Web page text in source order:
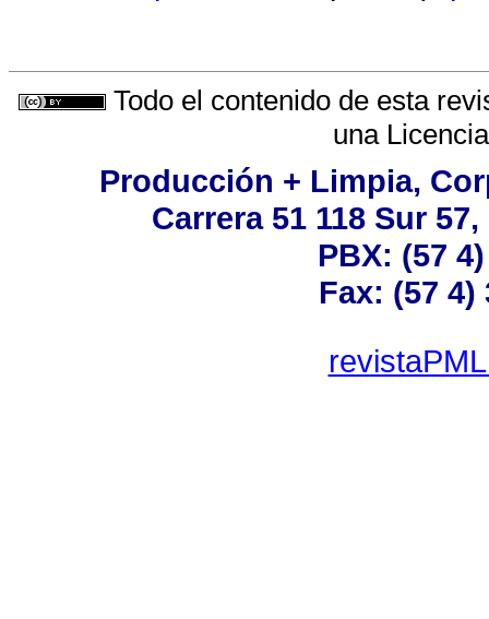
Todo el contenido de esta
una
Producción + Limpia,
Carrera 51 118 Sur
PBX: (57
Fax: (57 4)